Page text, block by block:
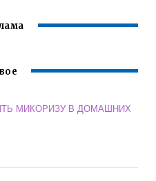
МИКОРИЗУ В ДОМАШНИХ